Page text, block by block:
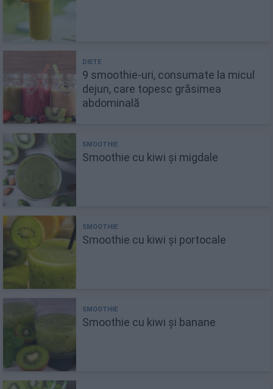
9 smoothie-uri, consumate la micul
dejun, care topesc grăsimea
abdominală
Smoothie cu kiwi și migdale
Smoothie cu kiwi și portocale
Smoothie cu kiwi și banane